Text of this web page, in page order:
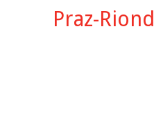
Praz-